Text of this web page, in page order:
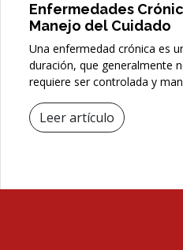
Enfermedades
Manejo del Cuidado
Una enfermedad crónica es
duración, que generalmente
requiere ser controlada y
Leer artículo